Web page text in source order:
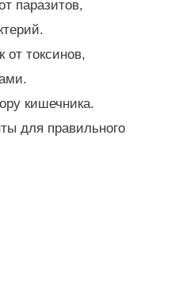
паразитов,
токсинов,
кишечника.
для правильного